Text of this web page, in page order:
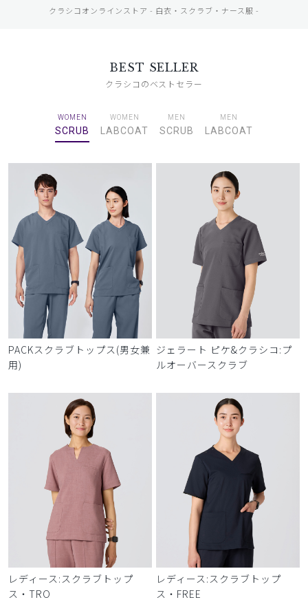
クラシコオンラインストア - 白衣・スクラブ・ナース服 -
BEST SELLER
クラシコのベストセラー
WOMEN
SCRUB
WOMEN
LABCOAT
MEN
SCRUB
MEN
LABCOAT
PACKスクラブトップス(男女兼
用)
ジェラート ピケ&クラシコ:プ
ルオーバースクラブ
レディース:スクラブトップ
ス・TRO
レディース:スクラブトップ
ス・FREE